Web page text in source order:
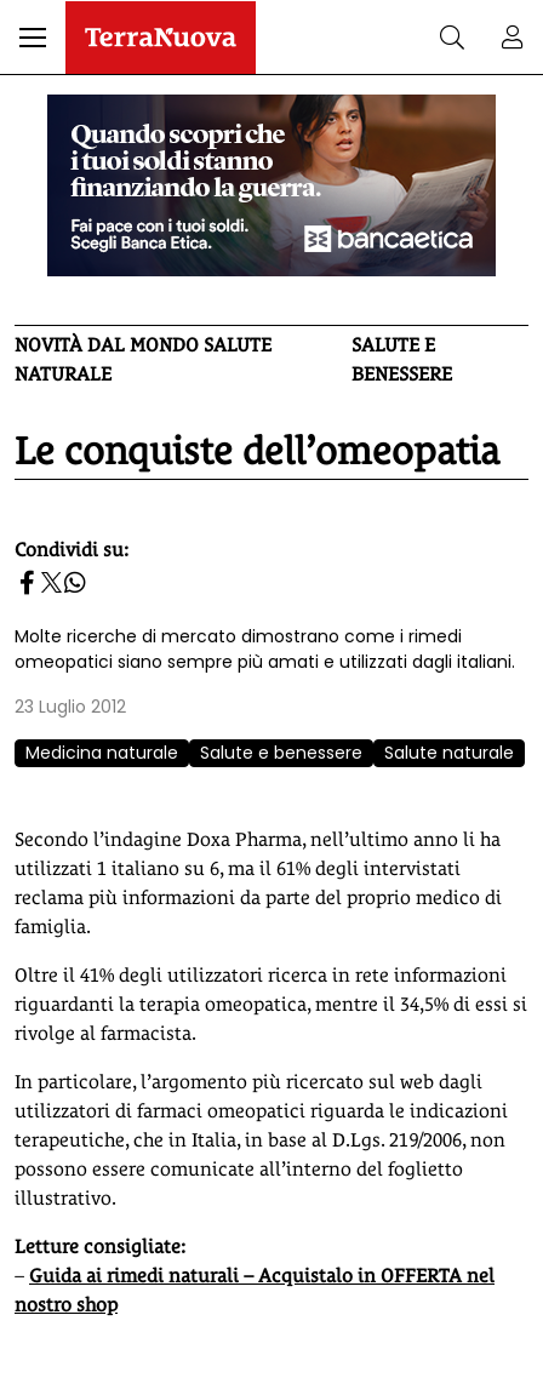
NOVITÀ DAL MONDO SALUTE
NATURALE
SALUTE E
BENESSERE
Le conquiste dell’omeopatia
homepage h2
Condividi su:
Molte ricerche di mercato dimostrano come i rimedi
omeopatici siano sempre più amati e utilizzati dagli italiani.
23 Luglio 2012
Medicina naturale
Salute e benessere Salute naturale
Secondo l’indagine Doxa Pharma, nell’ultimo anno li ha
utilizzati 1 italiano su 6, ma il 61% degli intervistati
reclama più informazioni da parte del proprio medico di
famiglia.
Oltre il 41% degli utilizzatori ricerca in rete informazioni
riguardanti la terapia omeopatica, mentre il 34,5% di essi si
rivolge al farmacista.
In particolare, l’argomento più ricercato sul web dagli
utilizzatori di farmaci omeopatici riguarda le indicazioni
terapeutiche, che in Italia, in base al D.Lgs. 219/2006, non
possono essere comunicate all’interno del foglietto
illustrativo.
Letture consigliate:
– Guida ai rimedi naturali – Acquistalo in OFFERTA nel
nostro shop